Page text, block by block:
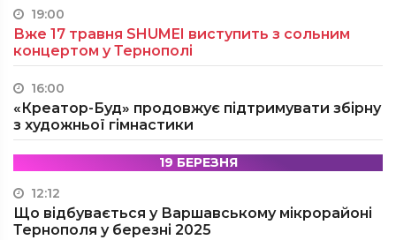
19:00
Вже 17 травня SHUMEI виступить з сольним
концертом у Тернополі
16:00
«Креатор-Буд» продовжує підтримувати збірну
з художньої гімнастики
19 БЕРЕЗНЯ
12:12
Що відбувається у Варшавському мікрорайоні
Тернополя у березні 2025